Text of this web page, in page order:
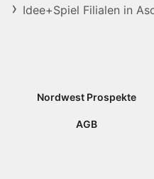
Idee+Spiel Filialen in
Nordwest Prospekte
AGB